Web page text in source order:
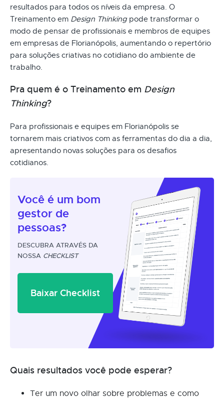
resultados para todos os níveis da empresa. O
Treinamento em Design Thinking pode transformar o
modo de pensar de profissionais e membros de equipes
em empresas de Florianópolis, aumentando o repertório
para soluções criativas no cotidiano do ambiente de
trabalho.
Pra quem é o Treinamento em Design
Thinking?
Para profissionais e equipes em Florianópolis se
tornarem mais criativos com as ferramentas do dia a dia,
apresentando novas soluções para os desafios
cotidianos.
Você é um bom
gestor de
pessoas?
DESCUBRA ATRAVÉS DA
NOSSA CHECKLIST
Baixar Checklist
Quais resultados você pode esperar?
Ter um novo olhar sobre problemas e como